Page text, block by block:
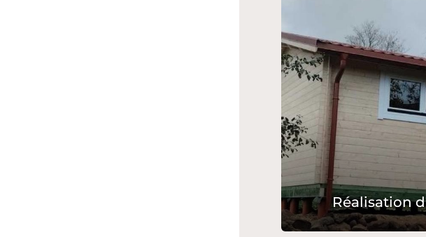
Réalisation